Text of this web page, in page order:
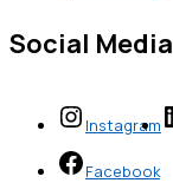
Social Media
Instagram
Facebook